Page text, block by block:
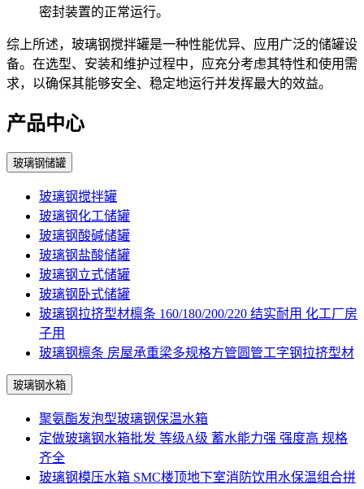
密封装置的正常运行。
综上所述，玻璃钢搅拌罐是一种性能优异、应用广泛的储罐设
备。在选型、安装和维护过程中，应充分考虑其特性和使用需
求，以确保其能够安全、稳定地运行并发挥最大的效益。
产品中心
玻璃钢储罐
玻璃钢搅拌罐
玻璃钢化工储罐
玻璃钢酸碱储罐
玻璃钢盐酸储罐
玻璃钢立式储罐
玻璃钢卧式储罐
玻璃钢拉挤型材檩条 160/180/200/220 结实耐用 化工厂房
子用
玻璃钢檩条 房屋承重梁多规格方管圆管工字钢拉挤型材
玻璃钢水箱
聚氨酯发泡型玻璃钢保温水箱
定做玻璃钢水箱批发 等级A级 蓄水能力强 强度高 规格
齐全
玻璃钢模压水箱 SMC楼顶地下室消防饮用水保温组合拼